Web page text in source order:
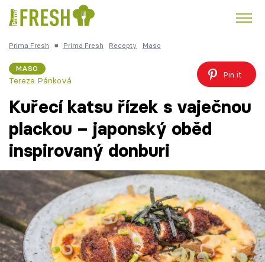
Česká kuchyně
Témata
Recepty
Články
TV Program
Prima Fresh ■ Prima Fresh Recepty Maso
MASO
Tereza Pánková
Pin it
Kuřecí katsu řízek s vaječnou
plackou – japonský oběd
inspirovaný donburi